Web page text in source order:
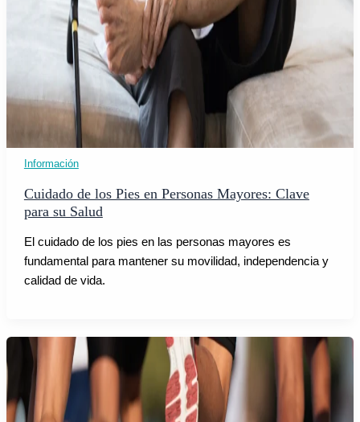
Información
Cuidado de los Pies en Personas Mayores: Clave
para su Salud
El cuidado de los pies en las personas mayores es
fundamental para mantener su movilidad, independencia y
calidad de vida.